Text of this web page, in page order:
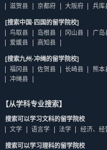
滋贺县
京都府 大阪府 兵库
[搜索中国·四国的留学院校]
鸟取县
岛根县 冈山县 广岛
爱媛县
高知县
[搜索九州·冲绳的留学院校]
福冈县
佐贺县 长崎县 熊本
冲绳县
【从学科专业搜索】
搜索可以学习文科的留学院校
文学
语言学 法学 经济、经
搜索可以学习理科的留学院校